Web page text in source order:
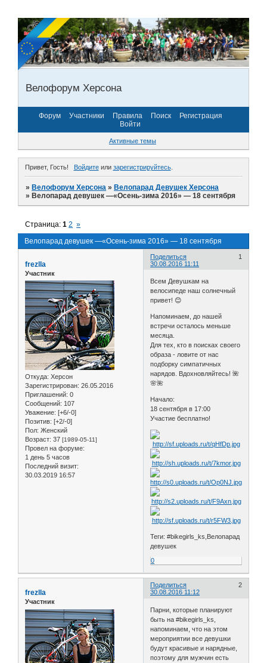
Велофорум Херсона
Форум Участники Правила Поиск
Регистрация
Войти
Активные темы
Привет, Гость! Войдитеили зарегистрируйтесь.
»Велофорум Херсона »Велопарад Девушек Херсона
»Велопарад девушек —«Осень-зима 2016» — 18 сентября
Велопарад девушек —«Осень-зима 2016» — 18 сентября
Страница:1 2 »
Поделиться
1
30.08.2016 11:11
frezlla
Участник
Откуда: Херсон
Зарегистрирован: 26.05.2016
Приглашений: 0
Сообщений: 107
Уважение: [+6/-0]
Позитив: [+2/-0]
Пол: Женский
Возраст: 37 [1989-05-11]
Провел на форуме:
1 день 5 часов
Последний визит:
30.03.2019 16:57
Всем Девушкам на
велосипеде наш солнечный
привет! 😊
Напоминаем, до нашей
встречи осталось меньше
месяца.
Для тех, кто в поисках своего
образа - ловите от нас
подборку симпатичных
нарядов. Вдохновляйтесь! 🌺
🌸🌺
Начало:
18 сентября в 17:00
Участие бесплатно!
Теги: #bikegirls_ks,Велопарад
девушек
0
Поделиться
2
30.08.2016 11:12
frezlla
Участник
Парни, которые планируют
быть на #bikegirls_ks,
напоминаем, что на этом
мероприятии все девушки
будут красивые и нарядные,
поэтому для мужчин есть